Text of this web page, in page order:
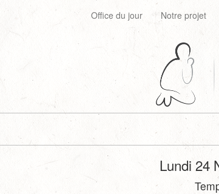
Office du jour Notre projet
Lundi 24